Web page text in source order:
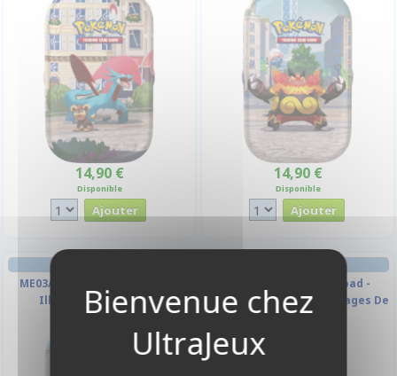
14,90 €
Disponible
14,90 €
Disponible
ME03/ME04 Méga-Évolution -
Illumis : Aligatueur &
Rozbouton
Casual Album - SideLoad -
Orange - 360 Cases (20 Pages De
18 Cases)